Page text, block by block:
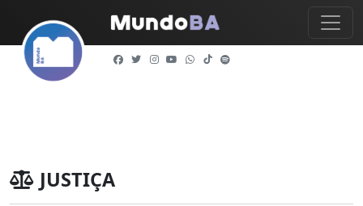
JUSTIÇA